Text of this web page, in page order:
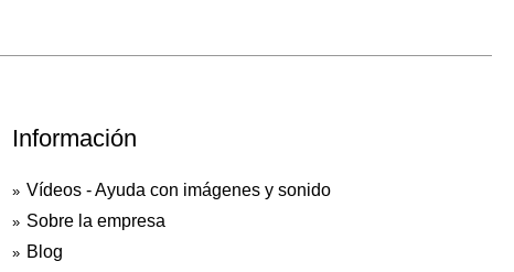
Información
Vídeos - Ayuda con imágenes y sonido
Sobre la empresa
Blog